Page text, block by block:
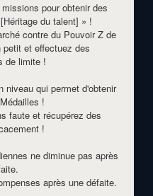
pour obtenir des
du talent] » !
contre du Pouvoir Z de
et effectuez des
de limite !
niveau qui permet d'obtenir
!
faute et récupérez des
!
ne diminue pas après
après une défaite.